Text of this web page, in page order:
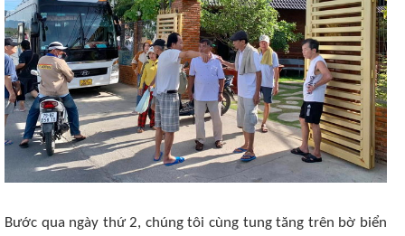
Bước qua ngày thứ 2, chúng tôi cùng tung tăng trên bờ biển